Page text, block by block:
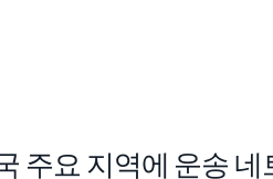
주요 지역에 운송